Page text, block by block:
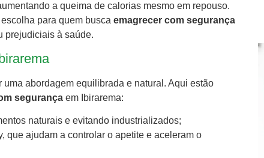
a queima de calorias mesmo em repouso.
para quem busca emagrecer com segurança
prejudiciais à saúde.
abordagem equilibrada e natural. Aqui estão
segurança em Ibirarema:
naturais e evitando industrializados;
que ajudam a controlar o apetite e aceleram o